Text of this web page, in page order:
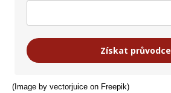
Získat průvodce
(Image by vectorjuice on Freepik)